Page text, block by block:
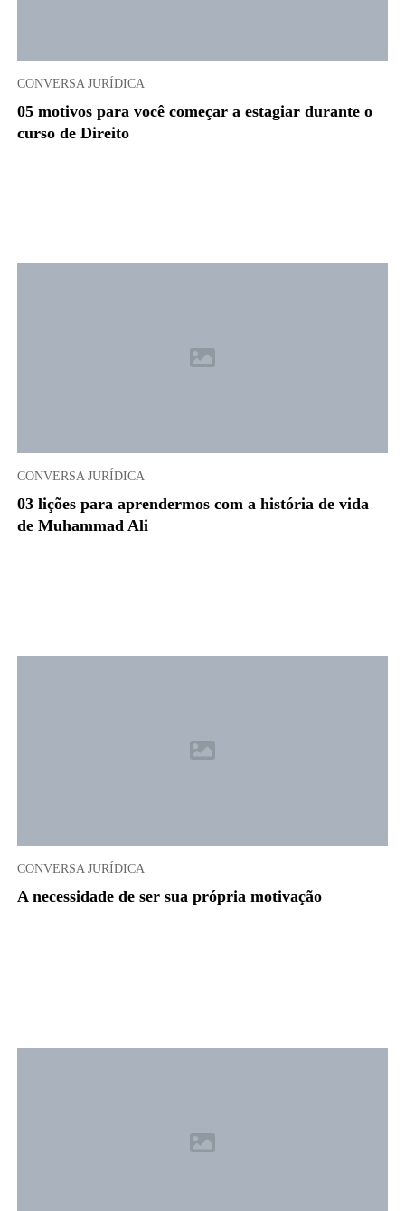
CONVERSA JURÍDICA
05 motivos para você começar a estagiar durante o
curso de Direito
CONVERSA JURÍDICA
03 lições para aprendermos com a história de vida
de Muhammad Ali
CONVERSA JURÍDICA
A necessidade de ser sua própria motivação